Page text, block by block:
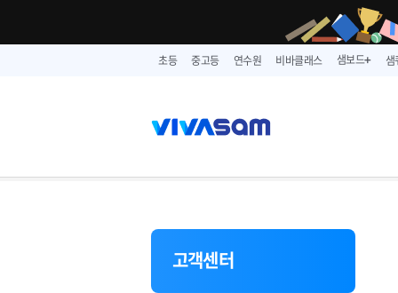
초등 중고등 연수원 비바클래스 샘보드➕
고객센터